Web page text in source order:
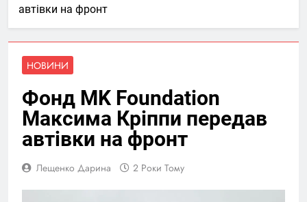
автівки на фронт
НОВИНИ
Фонд MK Foundation
Максима Кріппи передав
автівки на фронт
Лещенко Дарина 2 Роки Тому